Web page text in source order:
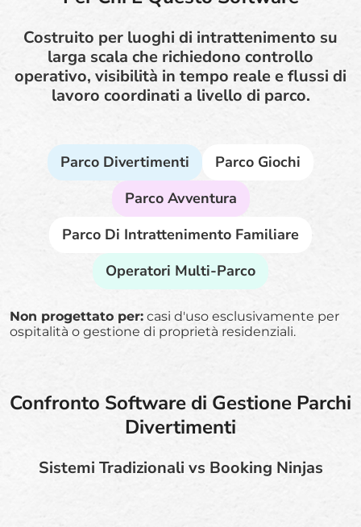
Costruito per luoghi di intrattenimento su
larga scala che richiedono controllo
operativo, visibilità in tempo reale e flussi di
lavoro coordinati a livello di parco.
Parco Divertimenti
Parco Giochi
Parco Avventura
Parco Di Intrattenimento Familiare
Operatori Multi-Parco
Non progettato per: casi d'uso esclusivamente per
ospitalità o gestione di proprietà residenziali.
Confronto Software di Gestione Parchi
Divertimenti
Sistemi Tradizionali vs Booking Ninjas